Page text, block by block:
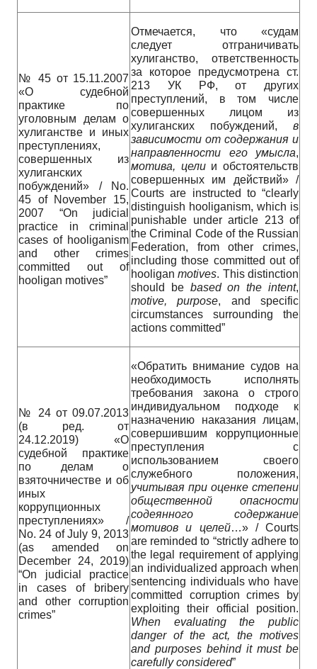
№ 45 от 15.11.2007
«О судебной
практике по
уголовным делам о
хулиганстве и иных
преступлениях,
совершенных из
хулиганских
побуждений» / No.
45 of November 15,
2007 “On judicial
practice in criminal
cases of hooliganism
and other crimes
committed out of
hooligan motives”
Отмечается, что «судам
следует отграничивать
хулиганство, ответственность
за которое предусмотрена ст.
213 УК РФ, от других
преступлений, в том числе
совершенных лицом из
хулиганских побуждений, в
зависимости от содержания и
направленности
его умысла,
мотива, целии обстоятельств
совершенных им действий» /
Courts are instructed to “clearly
distinguish hooliganism, which is
punishable under article 213 of
the Criminal Code of the Russian
Federation, from other crimes,
including those committed out of
hooliganmotives. This distinction
should be based on the intent,
motive, purpose, and specific
circumstances surrounding the
actions committed”
№ 24 от 09.07.2013
(в ред. от
24.12.2019) «О
судебной практике
по делам о
взяточничестве и об
иных
коррупционных
преступлениях» /
No. 24 of July 9, 2013
(as amended on
December 24, 2019)
“On judicial practice
in cases of bribery
and other corruption
crimes”
«Обратить внимание судов на
необходимость исполнять
требования закона о строго
индивидуальном подходе к
назначению наказания лицам,
совершившим коррупционные
преступления с
использованием своего
служебного положения,
учитывая при оценке степени
общественной
опасности
содеянного
содержание
мотивов
и целей…» / Courts
are reminded to “strictly adhere to
the legal requirement of applying
an individualized approach when
sentencing individuals who have
committed corruption crimes by
exploiting their official position.
When
evaluating the public
danger of the act, the motives
and purposes behind it must be
carefully considered”